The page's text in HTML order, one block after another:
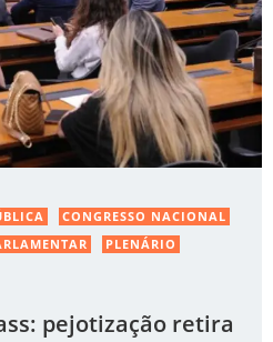
CONGRESSO NACIONAL
PLENÁRIO
pejotização retira